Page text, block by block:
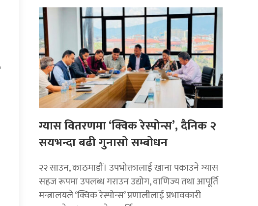
ग्यास वितरणमा ‘क्विक रेस्पोन्स’, दैनिक २
सयभन्दा बढी गुनासो सम्बोधन
२२ साउन, काठमाडाैं। उपभोक्तालाई खाना पकाउने ग्यास
सहज रूपमा उपलब्ध गराउन उद्योग, वाणिज्य तथा आपूर्ति
मन्त्रालयले ‘क्विक रेस्पोन्स’ प्रणालीलाई प्रभावकारी